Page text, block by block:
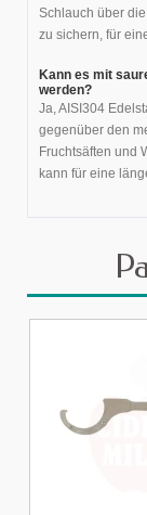
Schlauch über
zu sichern, für
Kann es mit
werden?
Ja, AISI304
gegenüber den
Fruchtsäften und
kann für eine